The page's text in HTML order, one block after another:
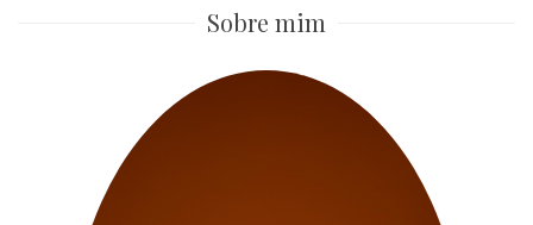
Sobre mim